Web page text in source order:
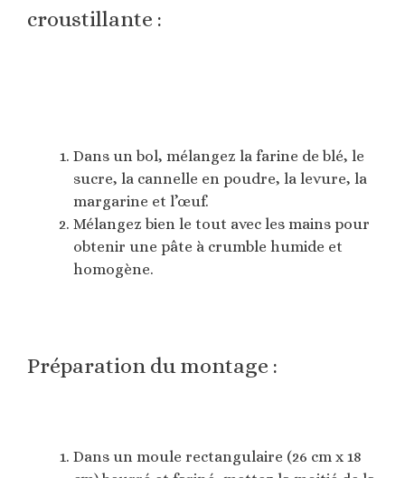
croustillante :
Dans un bol, mélangez la farine de blé, le
sucre, la cannelle en poudre, la levure, la
margarine et l’œuf.
Mélangez bien le tout avec les mains pour
obtenir une pâte à crumble humide et
homogène.
Préparation du montage :
Dans un moule rectangulaire (26 cm x 18